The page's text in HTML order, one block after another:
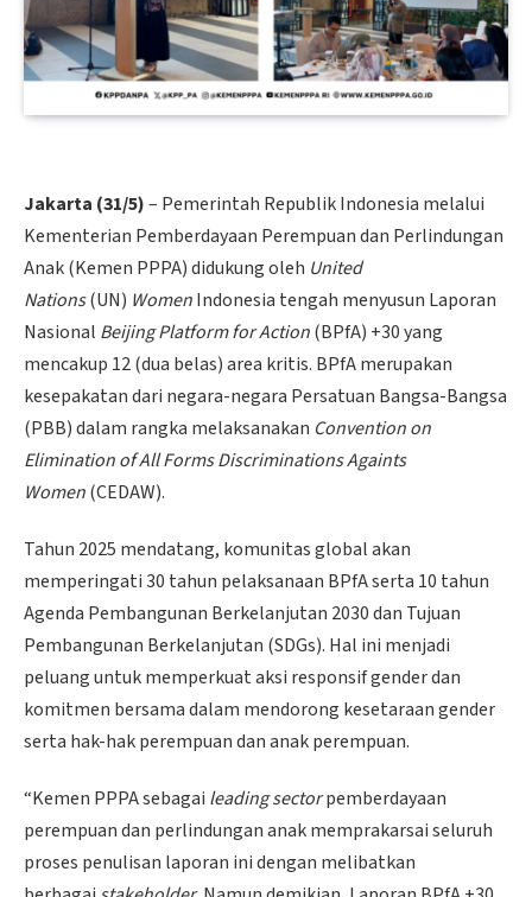
Jakarta (31/5)– Pemerintah Republik Indonesia melalui
Kementerian Pemberdayaan Perempuan dan Perlindungan
Anak (Kemen PPPA) didukung oleh United
Nations(UN) WomenIndonesia tengah menyusun Laporan
Nasional Beijing Platform for Action(BPfA) +30 yang
mencakup 12 (dua belas) area kritis. BPfA merupakan
kesepakatan dari negara-negara Persatuan Bangsa-Bangsa
(PBB) dalam rangka melaksanakan Convention on
Elimination of All Forms Discriminations Againts
Women(CEDAW).
Tahun 2025 mendatang, komunitas global akan
memperingati 30 tahun pelaksanaan BPfA serta 10 tahun
Agenda Pembangunan Berkelanjutan 2030 dan Tujuan
Pembangunan Berkelanjutan (SDGs). Hal ini menjadi
peluang untuk memperkuat aksi responsif gender dan
komitmen bersama dalam mendorong kesetaraan gender
serta hak-hak perempuan dan anak perempuan.
“Kemen PPPA sebagai leading sectorpemberdayaan
perempuan dan perlindungan anak memprakarsai seluruh
proses penulisan laporan ini dengan melibatkan